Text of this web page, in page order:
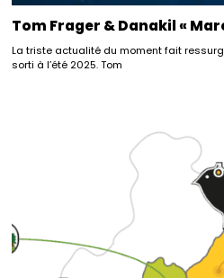
Tom Frager & Danakil «
La triste actualité du moment fait
sorti à l’été 2025. Tom